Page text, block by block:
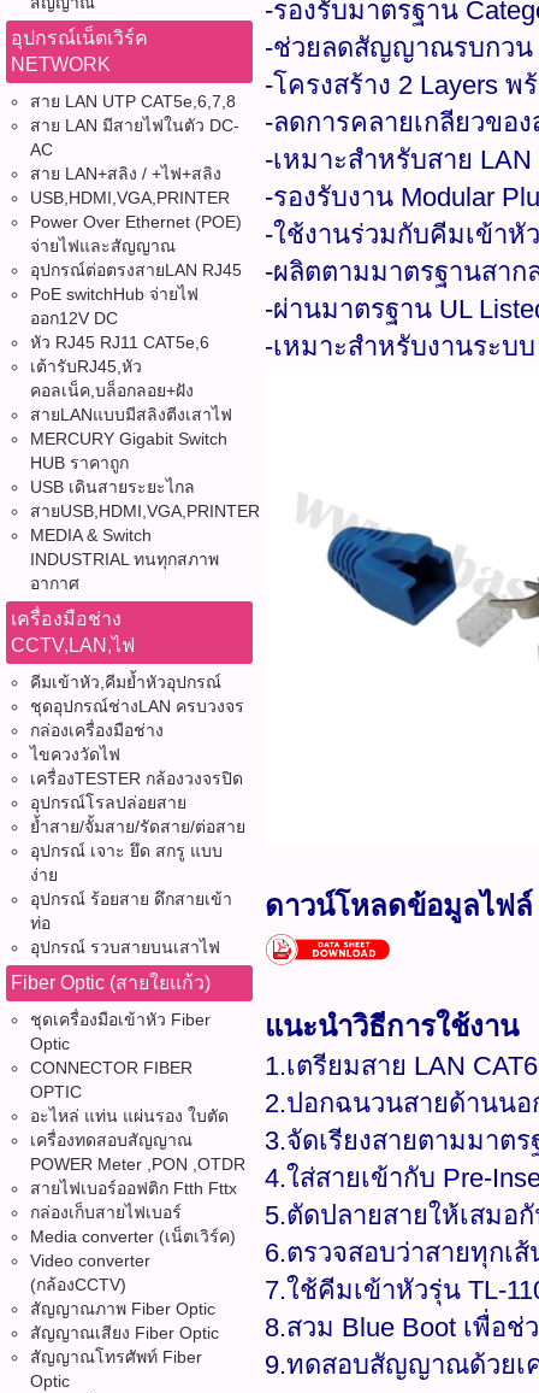
อุปกรณ์เน็ตเวิร์ค
NETWORK
สาย LAN UTP CAT5e,6,7,8
สาย LAN มีสายไฟในตัว DC-
AC
สาย LAN+สลิง / +ไฟ+สลิง
USB,HDMI,VGA,PRINTER
Power Over Ethernet (POE)
จ่ายไฟและสัญญาณ
อุปกรณ์ต่อตรงสายLAN RJ45
PoE switchHub จ่ายไฟ
ออก12V DC
หัว RJ45 RJ11 CAT5e,6
เต้ารับRJ45,หัว
คอลเน็ค,บล็อกลอย+ฝัง
สายLANแบบมีสลิงตีงเสาไฟ
MERCURY Gigabit Switch
HUB ราคาถูก
USB เดินสายระยะไกล
สายUSB,HDMI,VGA,PRINTER
MEDIA & Switch
INDUSTRIAL ทนทุกสภาพ
อากาศ
เครื่องมือช่าง
CCTV,LAN,ไฟ
คีมเข้าหัว,คีมย้ำหัวอุปกรณ์
ชุดอุปกรณ์ช่างLAN ครบวงจร
กล่องเครื่องมือช่าง
ไขควงวัดไฟ
เครื่องTESTER กล้องวงจรปิด
อุปกรณ์โรลปล่อยสาย
ย้ำสาย/จั้มสาย/รัดสาย/ต่อสาย
อุปกรณ์ เจาะ ยึด สกรู แบบ
ง่าย
อุปกรณ์ ร้อยสาย ดึกสายเข้า
ท่อ
อุปกรณ์ รวบสายบนเสาไฟ
Fiber Optic (สายใยแก้ว)
ชุดเครื่องมือเข้าหัว Fiber
Optic
CONNECTOR FIBER
OPTIC
อะไหล่ แท่น แผ่นรอง ใบตัด
เครื่องทดสอบสัญญาณ
POWER Meter ,PON ,OTDR
สายไฟเบอร์ออฟติก Ftth Fttx
กล่องเก็บสายไฟเบอร์
Media converter (เน็ตเวิร์ค)
Video converter
(กล้องCCTV)
สัญญาณภาพ Fiber Optic
สัญญาณเสียง Fiber Optic
สัญญาณโทรศัพท์ Fiber
Optic
-รองรับมาตรฐาน
-ช่วยลดสัญญาณรบกวน
-โครงสร้าง 2 Layers พ
-ลดการคลายเกลียวข
-เหมาะสำหรับสาย
-รองรับงาน Modular
-ใช้งานร่วมกับคีมเข้าหั
-ผลิตตามมาตรฐานสาก
-ผ่านมาตรฐาน UL
-เหมาะสำหรับงานระบบ
ดาวน์โหลดข้อมูลไฟล์
แนะนำวิธีการใช้งาน
1.เตรียมสาย LAN
2.ปอกฉนวนสายด้านนอ
3.จัดเรียงสายตามมาต
4.ใส่สายเข้ากับ Pre-
5.ตัดปลายสายให้เสมอ
6.ตรวจสอบว่าสายทุกเ
7.ใช้คีมเข้าหัวรุ่น TL-
8.สวม Blue Boot เพื่อ
9.ทดสอบสัญญาณด้วยเค